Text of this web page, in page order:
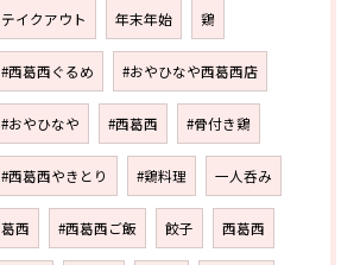
テイクアウト 年末年始 鶏
#西葛西ぐるめ #おやひなや西葛西店
#おやひなや #西葛西 #骨付き鶏
#西葛西やきとり #鶏料理 一人呑み
葛西 #西葛西ご飯 餃子 西葛西